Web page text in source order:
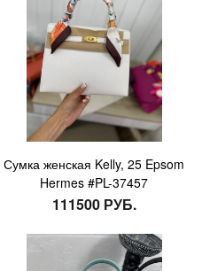
Сумка женская Kelly, 25 Epsom
Hermes #PL-37457
111500 РУБ.